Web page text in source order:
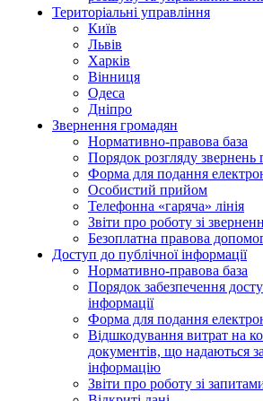
Територіальні управління
Київ
Львів
Харків
Вінниця
Одеса
Дніпро
Звернення громадян
Нормативно-правова база
Порядок розгляду звернень
Форма для подання
Особистий прийом
Телефонна «гаряча» лінія
Звіти про роботу зі
Безоплатна правова
Доступ до публічної інформації
Нормативно-правова база
Порядок забезпечення
інформації
Форма для подання
Відшкодування витрат на
документів, що надаються
інформацію
Звіти про роботу зі